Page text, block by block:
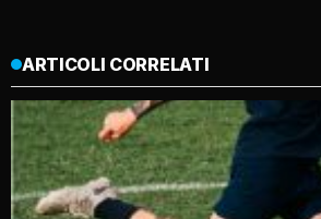
ARTICOLI CORRELATI